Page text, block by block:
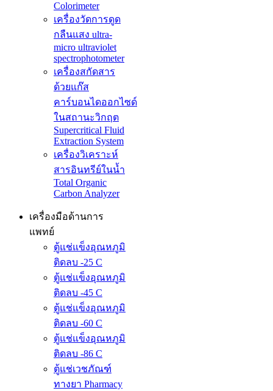
Colorimeter
เครื่องวัดการดูด
กลืนแสง ultra-
micro ultraviolet
spectrophotometer
เครื่องสกัดสาร
ด้วยแก๊ส
คาร์บอนไดออกไซด์
ในสถานะวิกฤต
Supercritical Fluid
Extraction System
เครื่องวิเคราะห์
สารอินทรีย์ในน้ำ
Total Organic
Carbon Analyzer
เครื่องมือด้านการ
แพทย์
ตู้แช่แข็งอุณหภูมิ
ติดลบ -25 C
ตู้แช่แข็งอุณหภูมิ
ติดลบ -45 C
ตู้แช่แข็งอุณหภูมิ
ติดลบ -60 C
ตู้แช่แข็งอุณหภูมิ
ติดลบ -86 C
ตู้แช่เวชภัณฑ์
ทางยา Pharmacy